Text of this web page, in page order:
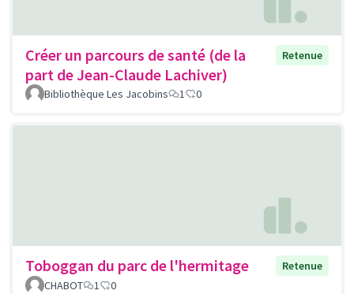
Créer un parcours de santé (de la
part de Jean-Claude Lachiver)
Retenue
Bibliothèque Les Jacobins 1 0
Toboggan du parc de l'hermitage
Retenue
CHABOT
1 0